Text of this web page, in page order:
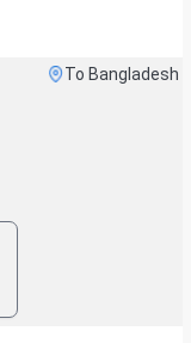
To Bangladesh